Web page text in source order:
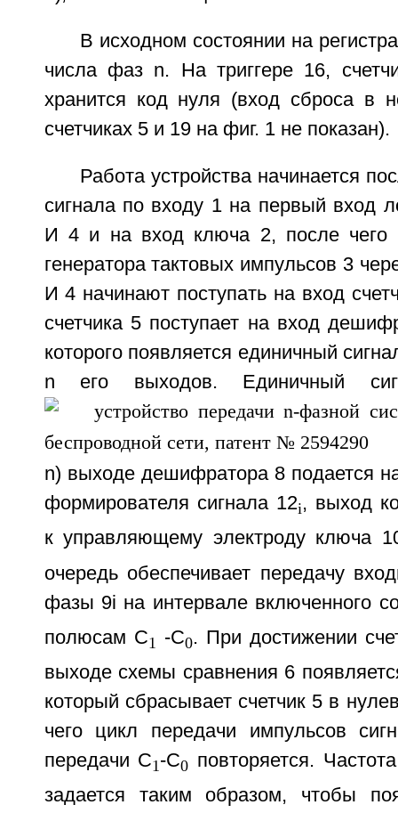
В исходном состоянии на
числа фаз n. На триггере 16,
хранится код нуля (вход сброса в
счетчиках 5 и 19 на фиг. 1 не показан).
Работа устройства начинается
сигнала по входу 1 на первый вход
И 4 и на вход ключа 2, после чего
генератора тактовых импульсов 3
И 4 начинают поступать на вход
счетчика 5 поступает на вход
которого появляется единичный
n его выходов. Единичный
n) выходе дешифратора 8 подается
формирователя сигнала 12i, выход
к управляющему электроду ключа
очередь обеспечивает передачу
фазы 9i на интервале включенного
полюсам С1 -C0. При достижении
выходе схемы сравнения 6
который сбрасывает счетчик 5 в
чего цикл передачи импульсов
передачи С1-С0 повторяется.
задается таким образом, чтобы